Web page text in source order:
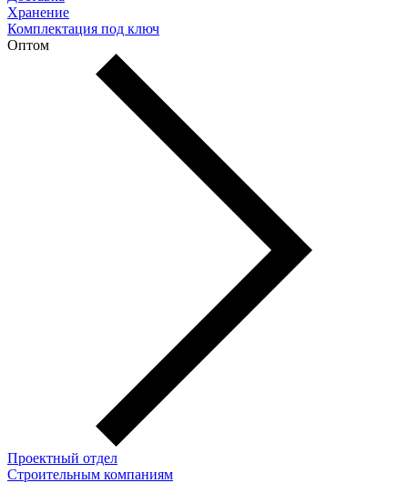
Хранение
Комплектация под ключ
Оптом
Проектный отдел
Строительным компаниям